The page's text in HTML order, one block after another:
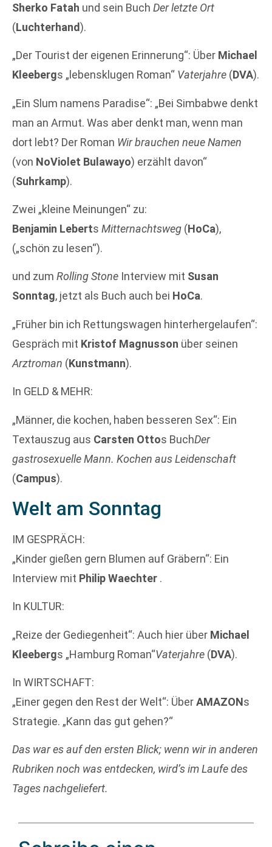
Sherko Fatah und sein Buch Der letzte Ort
(Luchterhand).
„Der Tourist der eigenen Erinnerung“: Über Michael
Kleebergs „lebensklugen Roman“ Vaterjahre (DVA).
„Ein Slum namens Paradise“: „Bei Simbabwe denkt
man an Armut. Was aber denkt man, wenn man
dort lebt? Der Roman Wir brauchen neue Namen
(von NoViolet Bulawayo) erzählt davon“
(Suhrkamp).
Zwei „kleine Meinungen“ zu:
Benjamin Leberts Mitternachtsweg (HoCa),
(„schön zu lesen“).
und zum Rolling Stone Interview mit Susan
Sonntag, jetzt als Buch auch bei HoCa.
„Früher bin ich Rettungswagen hinterhergelaufen“:
Gespräch mit Kristof Magnusson über seinen
Arztroman (Kunstmann).
In GELD & MEHR:
„Männer, die kochen, haben besseren Sex“: Ein
Textauszug aus Carsten Ottos BuchDer
gastrosexuelle Mann. Kochen aus Leidenschaft
(Campus).
Welt am Sonntag
IM GESPRÄCH:
„Kinder gießen gern Blumen auf Gräbern“: Ein
Interview mit Philip Waechter .
In KULTUR:
„Reize der Gediegenheit“: Auch hier über Michael
Kleebergs „Hamburg Roman“Vaterjahre (DVA).
In WIRTSCHAFT:
„Einer gegen den Rest der Welt“: ÜberAMAZONs
Strategie. „Kann das gut gehen?“
Das war es auf den ersten Blick; wenn wir in anderen
Rubriken noch was entdecken, wird’s im Laufe des
Tages nachgeliefert.